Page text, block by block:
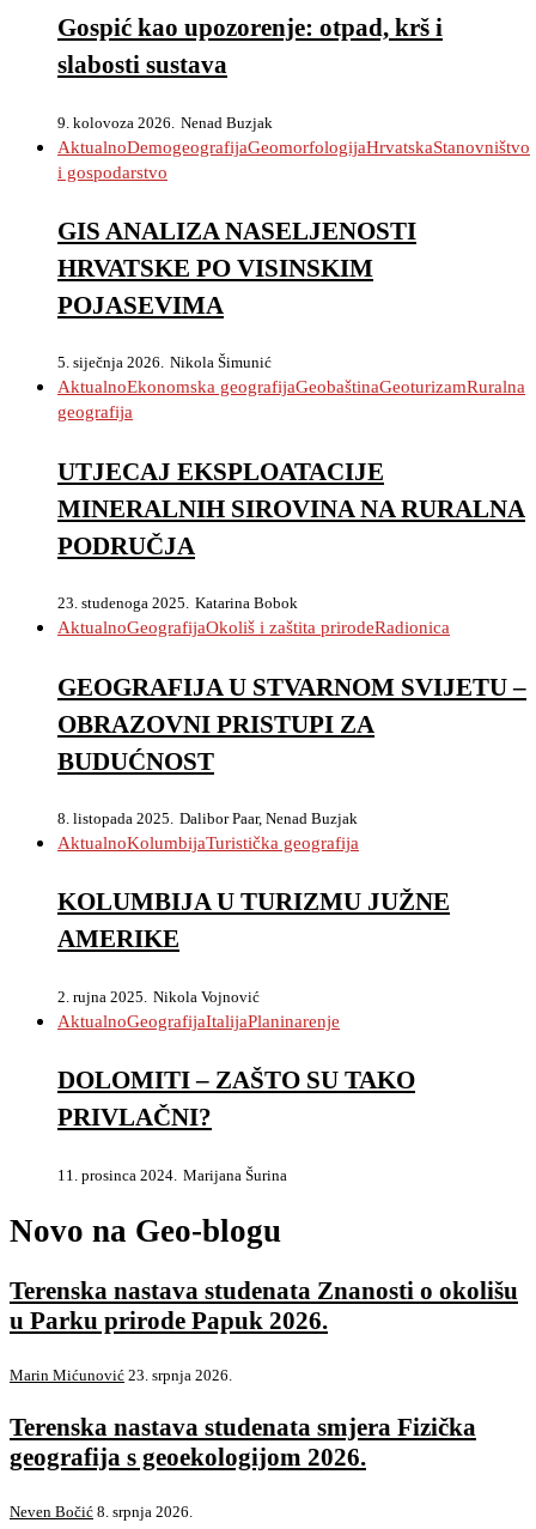
Gospić kao upozorenje: otpad, krš i
slabosti sustava
9. kolovoza 2026. Nenad Buzjak
AktualnoDemogeografijaGeomorfologijaHrvatskaStanovništvo
i gospodarstvo
GIS ANALIZA NASELJENOSTI
HRVATSKE PO VISINSKIM
POJASEVIMA
5. siječnja 2026. Nikola Šimunić
AktualnoEkonomska geografijaGeobaštinaGeoturizamRuralna
geografija
UTJECAJ EKSPLOATACIJE
MINERALNIH SIROVINA NA RURALNA
PODRUČJA
23. studenoga 2025. Katarina Bobok
AktualnoGeografijaOkoliš i zaštita prirodeRadionica
GEOGRAFIJA U STVARNOM SVIJETU –
OBRAZOVNI PRISTUPI ZA
BUDUĆNOST
8. listopada 2025. Dalibor Paar, Nenad Buzjak
AktualnoKolumbijaTuristička geografija
KOLUMBIJA U TURIZMU JUŽNE
AMERIKE
2. rujna 2025. Nikola Vojnović
AktualnoGeografijaItalijaPlaninarenje
DOLOMITI – ZAŠTO SU TAKO
PRIVLAČNI?
11. prosinca 2024. Marijana Šurina
Novo na Geo-blogu
Terenska nastava studenata Znanosti o okolišu
u Parku prirode Papuk 2026.
Marin Mićunović 23. srpnja 2026.
Terenska nastava studenata smjera Fizička
geografija s geoekologijom 2026.
Neven Bočić 8. srpnja 2026.